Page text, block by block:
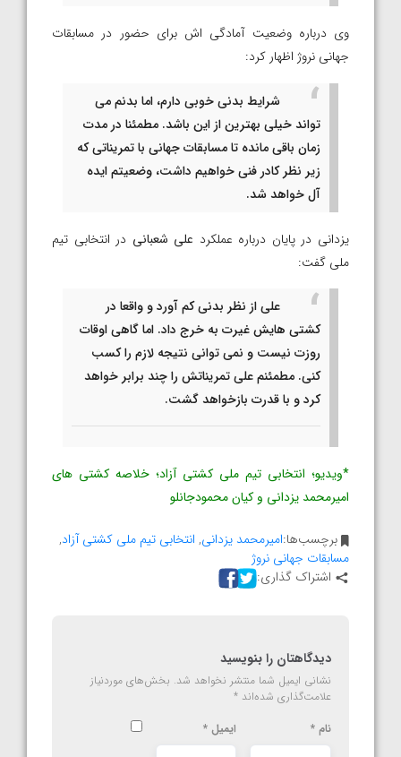
وی درباره وضعیت آمادگی اش برای حضور در مسابقات
جهانی نروژ اظهار کرد:
شرایط بدنی خوبی دارم، اما بدنم می
تواند خیلی بهترین از این باشد. مطمئنا در مدت
زمان باقی مانده تا مسابقات جهانی با تمریناتی که
زیر نظر کادر فنی خواهیم داشت، وضعیتم ایده
آل خواهد شد.
یزدانی در پایان درباره عملکرد علی شعبانی در انتخابی تیم
ملی گفت:
علی از نظر بدنی کم آورد و واقعا در
کشتی هایش غیرت به خرج داد. اما گاهی اوقات
روزت نیست و نمی توانی نتیجه لازم را کسب
کنی. مطمئنم علی تمریناتش را چند برابر خواهد
کرد و با قدرت بازخواهد گشت.
*ویدیو؛ انتخابی تیم ملی کشتی آزاد؛ خلاصه کشتی های
امیرمحمد یزدانی و کیان محمودجانلو
برچسب‌ها:امیرمحمد یزدانی, انتخابی تیم ملی کشتی آزاد,
مسابقات جهانی نروژ
اشتراک گذاری:
دیدگاهتان را بنویسید
نشانی ایمیل شما منتشر نخواهد شد. بخش‌های موردنیاز
علامت‌گذاری شده‌اند *
نام * ایمیل *